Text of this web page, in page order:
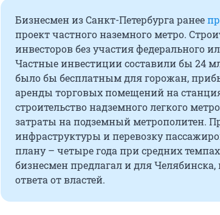
Бизнесмен из Санкт-Петербурга ранее
проект частного наземного метро.
инвесторов без участия федерального
Частные инвестиции составили бы 24
было бы бесплатным для горожан,
аренды торговых помещений на
строительство надземного легкого
затраты на подземный метрополитен.
инфраструктуры и перевозку
плану – четыре года при средних
бизнесмен предлагал и для
ответа от властей.